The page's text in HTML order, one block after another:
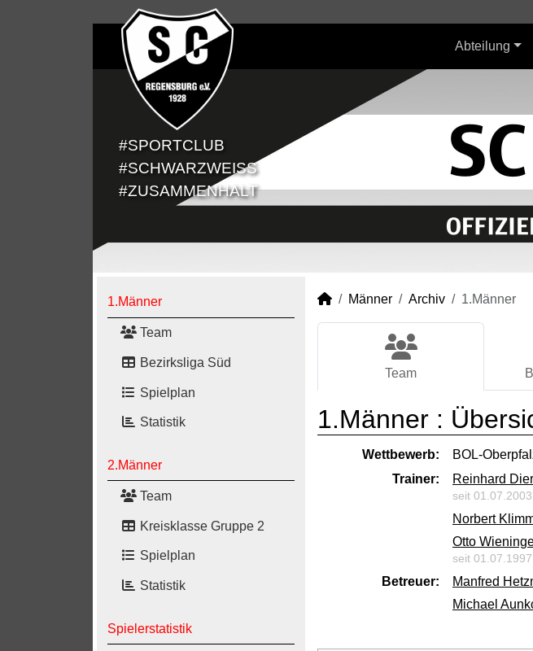
Abteilung
#SPORTCLUB
#SCHWARZWEISS
#ZUSAMMENHALT
1.Männer
Team
Bezirksliga Süd
Spielplan
Statistik
2.Männer
Team
Kreisklasse Gruppe 2
Spielplan
Statistik
Spielerstatistik
Männer Archiv 1.Männer
Team
1.Männer :
Wettbewerb:
BOL-
Trainer:
Reinhard
seit 01.07.2003
Norbert
Otto
seit 01.07.1997
Betreuer:
Manfred
Michael